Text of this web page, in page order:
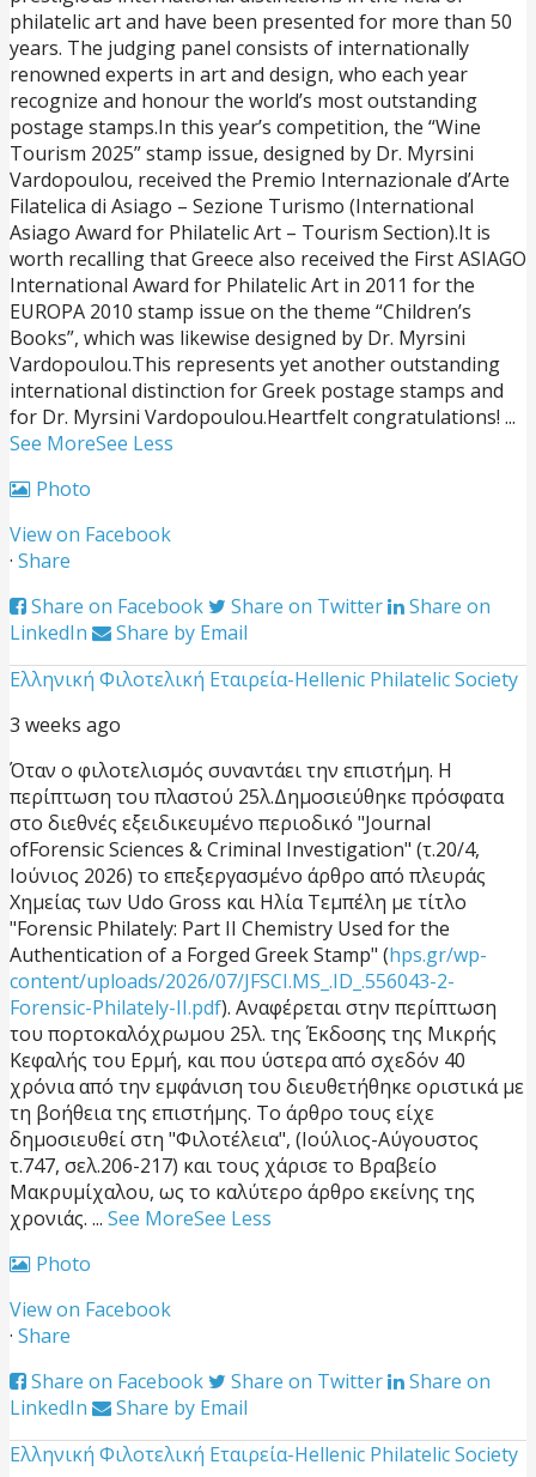
philatelic art and have been presented for more than 50
years. The judging panel consists of internationally
renowned experts in art and design, who each year
recognize and honour the world’s most outstanding
postage stamps.In this year’s competition, the “Wine
Tourism 2025” stamp issue, designed by Dr. Myrsini
Vardopoulou, received the Premio Internazionale d’Arte
Filatelica di Asiago – Sezione Turismo (International
Asiago Award for Philatelic Art – Tourism Section).It is
worth recalling that Greece also received the First ASIAGO
International Award for Philatelic Art in 2011 for the
EUROPA 2010 stamp issue on the theme “Children’s
Books”, which was likewise designed by Dr. Myrsini
Vardopoulou.This represents yet another outstanding
international distinction for Greek postage stamps and
for Dr. Myrsini Vardopoulou.Heartfelt congratulations! ...
See MoreSee Less
Photo
View on Facebook
· Share
Share on Facebook
Share on Twitter
Share on
LinkedIn
Share by Email
Ελληνική Φιλοτελική Εταιρεία-Hellenic Philatelic Society
3 weeks ago
Όταν ο φιλοτελισμός συναντάει την επιστήμη. Η
περίπτωση του πλαστού 25λ.Δημοσιεύθηκε πρόσφατα
στο διεθνές εξειδικευμένο περιοδικό "Journal
ofForensic Sciences & Criminal Investigation" (τ.20/4,
Ιούνιος 2026) το επεξεργασμένο άρθρο από πλευράς
Χημείας των Udo Gross και Ηλία Τεμπέλη με τίτλο
"Forensic Philately: Part II Chemistry Used for the
Authentication of a Forged Greek Stamp" (hps.gr/wp-
content/uploads/2026/07/JFSCI.MS_.ID_.556043-2-
Forensic-Philately-II.pdf). Αναφέρεται στην περίπτωση
του πορτοκαλόχρωμου 25λ. της Έκδοσης της Μικρής
Κεφαλής του Ερμή, και που ύστερα από σχεδόν 40
χρόνια από την εμφάνιση του διευθετήθηκε οριστικά με
τη βοήθεια της επιστήμης. Το άρθρο τους είχε
δημοσιευθεί στη "Φιλοτέλεια", (Ιούλιος-Αύγουστος
τ.747, σελ.206-217) και τους χάρισε το Βραβείο
Μακρυμίχαλου, ως το καλύτερο άρθρο εκείνης της
χρονιάς. ... See MoreSee Less
Photo
View on Facebook
· Share
Share on Facebook
Share on Twitter
Share on
LinkedIn
Share by Email
Ελληνική Φιλοτελική Εταιρεία-Hellenic Philatelic Society